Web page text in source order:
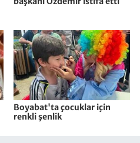
Boyabat'ta çocuklar için
renkli şenlik